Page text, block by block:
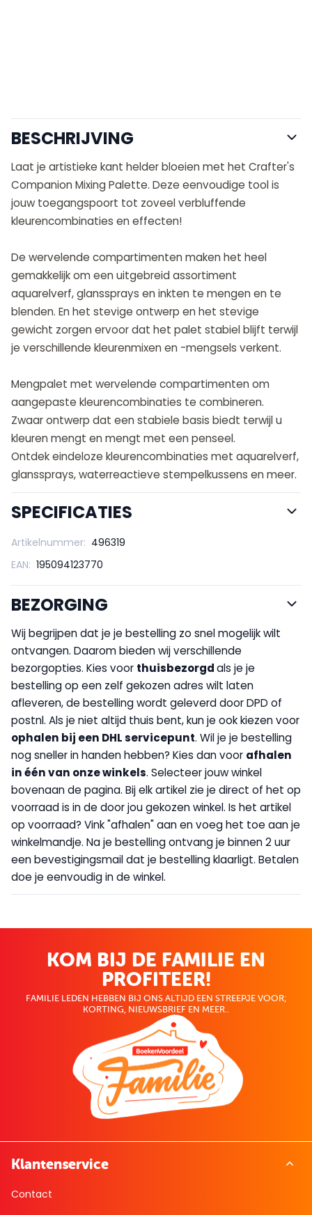
BESCHRIJVING
Laat je artistieke kant helder bloeien met het Crafter's
Companion Mixing Palette. Deze eenvoudige tool is
jouw toegangspoort tot zoveel verbluffende
kleurencombinaties en effecten!
De wervelende compartimenten maken het heel
gemakkelijk om een ​​uitgebreid assortiment
aquarelverf, glanssprays en inkten te mengen en te
blenden. En het stevige ontwerp en het stevige
gewicht zorgen ervoor dat het palet stabiel blijft terwijl
je verschillende kleurenmixen en -mengsels verkent.
Mengpalet met wervelende compartimenten om
aangepaste kleurencombinaties te combineren.
Zwaar ontwerp dat een stabiele basis biedt terwijl u
kleuren mengt en mengt met een penseel.
Ontdek eindeloze kleurencombinaties met aquarelverf,
glanssprays, waterreactieve stempelkussens en meer.
SPECIFICATIES
Artikelnummer: 496319
EAN: 195094123770
BEZORGING
Wij begrijpen dat je je bestelling zo snel mogelijk wilt
ontvangen. Daarom bieden wij verschillende
bezorgopties. Kies voor thuisbezorgdals je je
bestelling op een zelf gekozen adres wilt laten
afleveren, de bestelling wordt geleverd door DPD of
postnl. Als je niet altijd thuis bent, kun je ook kiezen voor
ophalen bij een DHL servicepunt. Wil je je bestelling
nog sneller in handen hebben? Kies dan voor afhalen
in één van onze winkels. Selecteer jouw winkel
bovenaan de pagina. Bij elk artikel zie je direct of het op
voorraad is in de door jou gekozen winkel. Is het artikel
op voorraad? Vink "afhalen" aan en voeg het toe aan je
winkelmandje. Na je bestelling ontvang je binnen 2 uur
een bevestigingsmail dat je bestelling klaarligt. Betalen
doe je eenvoudig in de winkel.
KOM BIJ DE FAMILIE EN
PROFITEER!
FAMILIE LEDEN HEBBEN BIJ ONS ALTIJD EEN STREEPJE VOOR;
KORTING, NIEUWSBRIEF EN MEER..
Klantenservice
Contact